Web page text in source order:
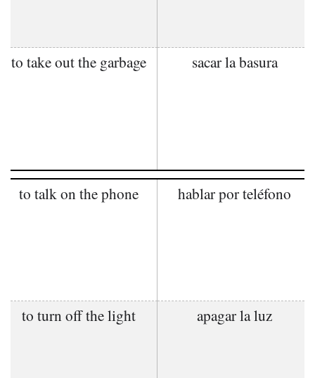
to take out the garbage sacar la basura
to talk on the phone hablar por teléfono
to turn off the light apagar la luz